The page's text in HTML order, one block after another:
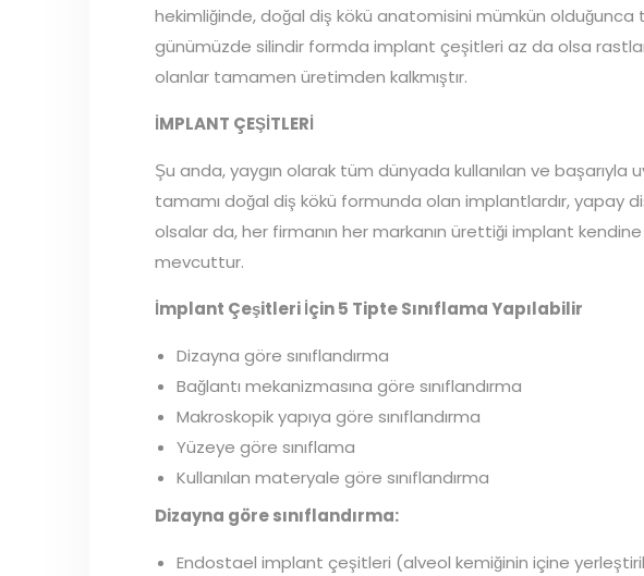
hekimliğinde, doğal diş kökü anatomisini mümkün
günümüzde silindir formda implant çeşitleri az da olsa
olanlar tamamen üretimden kalkmıştır.
İMPLANT ÇEŞİTLERİ
Şu anda, yaygın olarak tüm dünyada kullanılan ve başarıyla
tamamı doğal diş kökü formunda olan implantlardır, yapay
olsalar da, her firmanın her markanın ürettiği implant kendine
mevcuttur.
İmplant Çeşitleri İçin 5 Tipte Sınıflama Yapılabilir
Dizayna göre sınıflandırma
Bağlantı mekanizmasına göre sınıflandırma
Makroskopik yapıya göre sınıflandırma
Yüzeye göre sınıflama
Kullanılan materyale göre sınıflandırma
Dizayna göre sınıflandırma:
Endostael implant çeşitleri (alveol kemiğinin içine